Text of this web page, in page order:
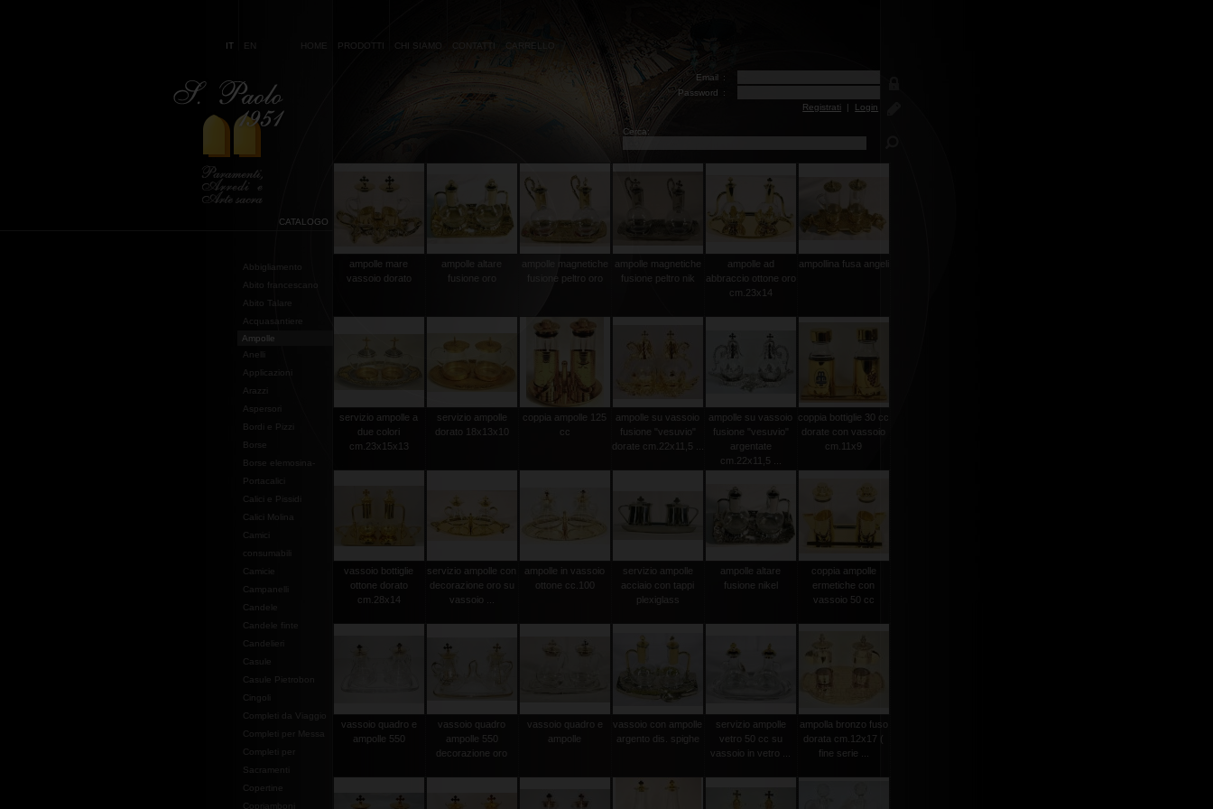
IT EN HOME PRODOTTI CHI SIAMO CONTATTI
Email :
Password
:
Registrati | Login
Cerca:
CATALOGO
Abbigliamento
Abito francescano
Abito Talare
Acquasantiere
Ampolle
Anelli
Applicazioni
Arazzi
Aspersori
Bordi e Pizzi
Borse
Borse elemosina-
Portacalici
Calici e Pissidi
Calici Molina
Camici
consumabili
Camicie
Campanelli
Candele
Candele finte
Candelieri
Casule
Casule Pietrobon
Cingoli
Completi da Viaggio
Completi per Messa
Completi per
Sacramenti
Copertine
Copriamboni
ampolle mare
vassoio dorato
ampolle altare
fusione oro
ampolle magnetiche
fusione peltro oro
ampolle magnetiche
fusione peltro nik
ampolle ad
abbraccio ottone oro
cm.23x14
ampollina fusa angeli
servizio ampolle a
due colori
cm.23x15x13
servizio ampolle
dorato 18x13x10
coppia ampolle 125
cc
ampolle su vassoio
fusione "vesuvio"
dorate cm.22x11,5 ...
ampolle su vassoio
fusione "vesuvio"
argentate
cm.22x11,5 ...
coppia bottiglie 30 cc
dorate con vassoio
cm.11x9
vassoio bottiglie
ottone dorato
cm.28x14
servizio ampolle con
decorazione oro su
vassoio ...
ampolle in vassoio
ottone cc.100
servizio ampolle
acciaio con tappi
plexiglass
ampolle altare
fusione nikel
coppia ampolle
ermetiche con
vassoio 50 cc
vassoio quadro e
ampolle 550
vassoio quadro
ampolle 550
decorazione oro
vassoio quadro e
ampolle
vassoio con ampolle
argento dis. spighe
servizio ampolle
vetro 50 cc su
vassoio in vetro ...
ampolla bronzo fuso
dorata cm.12x17 (
fine serie ...